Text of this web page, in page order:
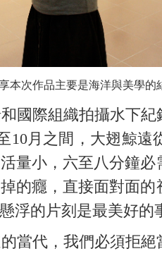
本次作品主要是海洋與美學的
際組織拍攝水下
10月之間，大翅鯨
量小，六至八分鐘
的癮，直接面對面
浮的片刻是最美好的
當代，我們必須拒